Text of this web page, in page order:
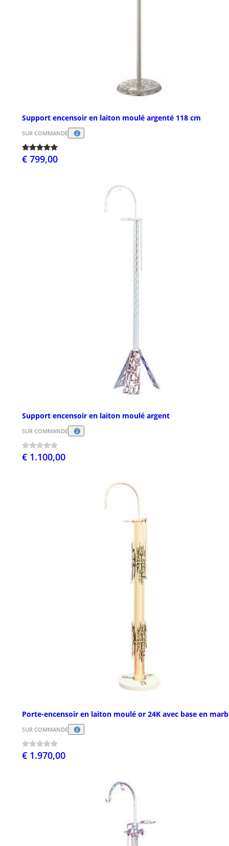
Support encensoir en laiton moulé argenté 118 cm
SUR COMMANDE
€ 799,00
Support encensoir en laiton moulé argent
SUR COMMANDE
€ 1.100,00
Porte-encensoir en laiton moulé or 24K avec base en
SUR COMMANDE
€ 1.970,00